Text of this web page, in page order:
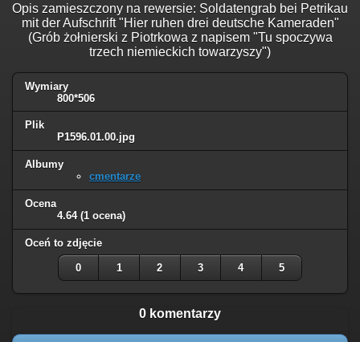
Opis zamieszczony na rewersie: Soldatengrab bei Petrikau
mit der Aufschrift "Hier ruhen drei deutsche Kameraden"
(Grób żołnierski z Piotrkowa z napisem "Tu spoczywa
trzech niemieckich towarzyszy")
Wymiary
800*506
Plik
P1596.01.00.jpg
Albumy
cmentarze
Ocena
4.64 (1 ocena)
Oceń to zdjęcie
0 1 2 3 4 5
0 komentarzy